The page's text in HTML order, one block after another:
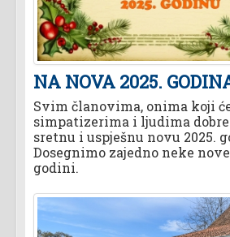
NA NOVA 2025.
Svim članovima, onima koji
simpatizerima i ljudima
sretnu i uspješnu novu 2025.
Dosegnimo zajedno neke
godini.